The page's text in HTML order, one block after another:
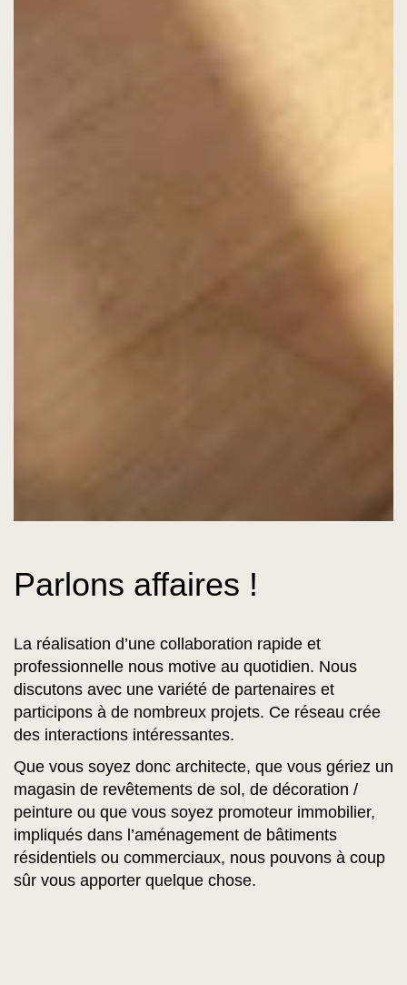
Parlons affaires !
La réalisation d’une collaboration rapide et
professionnelle nous motive au quotidien. Nous
discutons avec une variété de partenaires et
participons à de nombreux projets. Ce réseau crée
des interactions intéressantes.
Que vous soyez donc architecte, que vous gériez un
magasin de revêtements de sol, de décoration /
peinture ou que vous soyez promoteur immobilier,
impliqués dans l’aménagement de bâtiments
résidentiels ou commerciaux, nous pouvons à coup
sûr vous apporter quelque chose.